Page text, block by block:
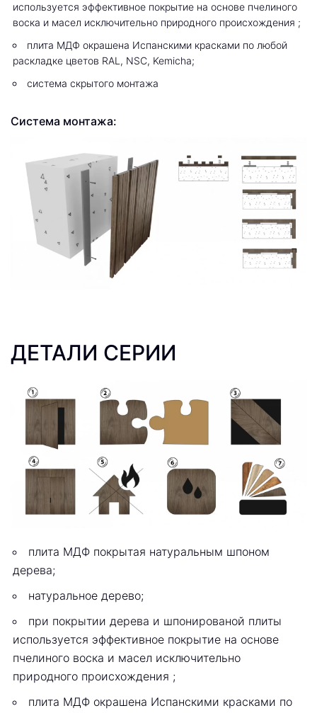
используется эффективное покрытие на основе пчелиного
воска и масел исключительно природного происхождения ;
плита МДФ окрашена Испанскими красками по любой
раскладке цветов RAL, NSC, Kemicha;
система скрытого монтажа
Система монтажа:
ДЕТАЛИ СЕРИИ
плита МДФ покрытая натуральным шпоном
дерева;
натуральное дерево;
при покрытии дерева и шпонированой плиты
используется эффективное покрытие на основе
пчелиного воска и масел исключительно
природного происхождения ;
плита МДФ окрашена Испанскими красками по